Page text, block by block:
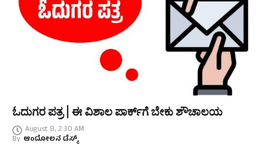
ಓದುಗರ ಪತ್ರ | ಈ ವಿಶಾಲ ಪಾರ್ಕ್‌ಗೆ ಬೇಕು ಶೌಚಾಲಯ
August 8, 2:30 AM
By ಆಂದೋಲನ ಡೆಸ್ಕ್